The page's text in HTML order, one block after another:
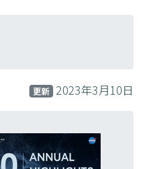
更新 2023年3月10日